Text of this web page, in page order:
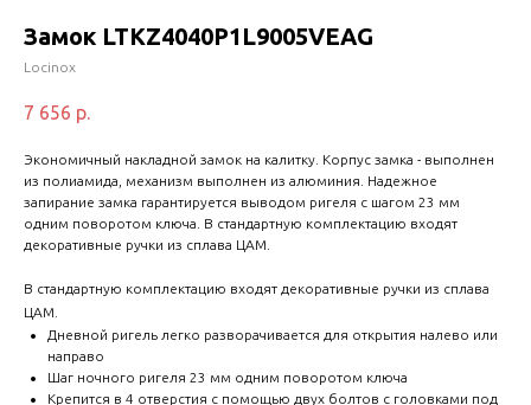
Замок LTKZ4040P1L9005VEAG
Locinox
7 656 р.
Экономичный накладной замок на калитку. Корпус замка - выполнен
из полиамида, механизм выполнен из алюминия. Надежное
запирание замка гарантируется выводом ригеля с шагом 23 мм
одним поворотом ключа. В стандартную комплектацию входят
декоративные ручки из сплава ЦАМ.
В стандартную комплектацию входят декоративные ручки из сплава
ЦАМ.
Дневной ригель легко разворачивается для открытия налево или
направо
Шаг ночного ригеля 23 мм одним поворотом ключа
Крепится в 4 отверстия с помощью двух болтов с головками под